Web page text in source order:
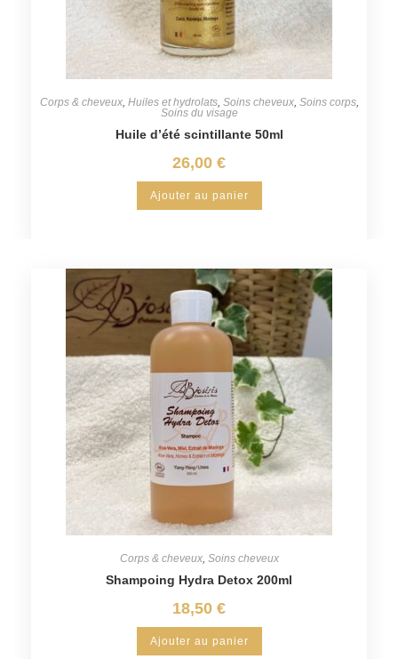
Corps & cheveux, Huiles et hydrolats, Soins cheveux, Soins corps,
Soins du visage
Huile d’été scintillante 50ml
26,00 €
Ajouter au panier
Corps & cheveux, Soins cheveux
Shampoing Hydra Detox 200ml
18,50 €
Ajouter au panier